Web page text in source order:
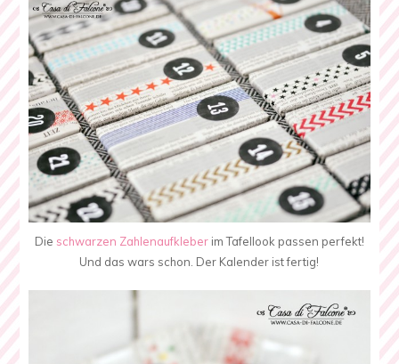
Die schwarzen Zahlenaufkleberim Tafellook passen perfekt!
Und das wars schon. Der Kalender ist fertig!